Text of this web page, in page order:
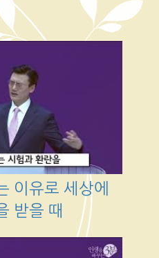
이유로 세상에
받을 때